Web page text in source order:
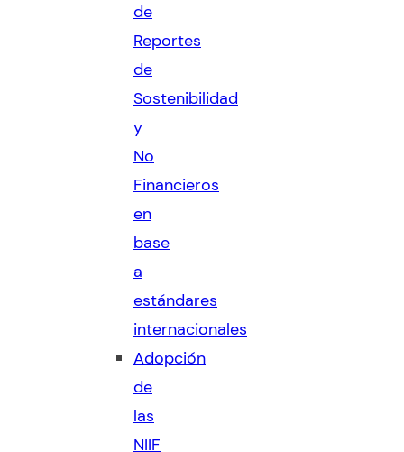
de
Reportes
de
Sostenibilidad
y
No
Financieros
en
base
a
estándares
internacionales
Adopción
de
las
NIIF